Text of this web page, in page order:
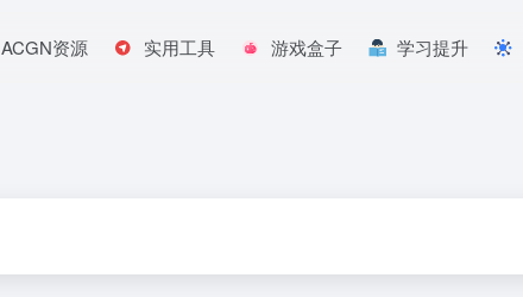
ACGN资源 实用工具 游戏盒子 学习提升